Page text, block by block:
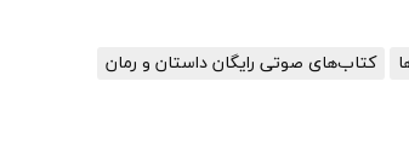
کتاب‌های صوتی رایگان داستان و رمان